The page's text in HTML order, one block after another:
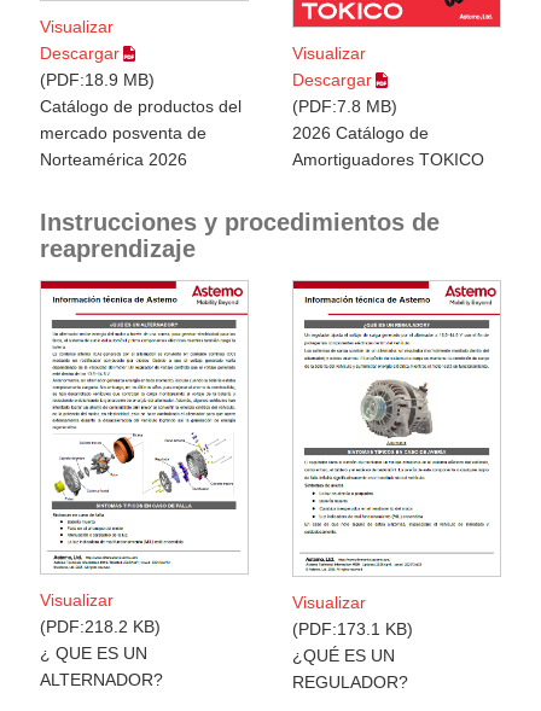
Visualizar
Descargar
PDF:18.9 MB
Catálogo de productos del
mercado posventa de
Norteamérica 2026
Visualizar
Descargar
PDF:7.8 MB
2026 Catálogo de
Amortiguadores TOKICO
Instrucciones y procedimientos de
reaprendizaje
Visualizar
PDF:218.2 KB
¿ QUE ES UN
ALTERNADOR?
Visualizar
PDF:173.1 KB
¿QUÉ ES UN
REGULADOR?